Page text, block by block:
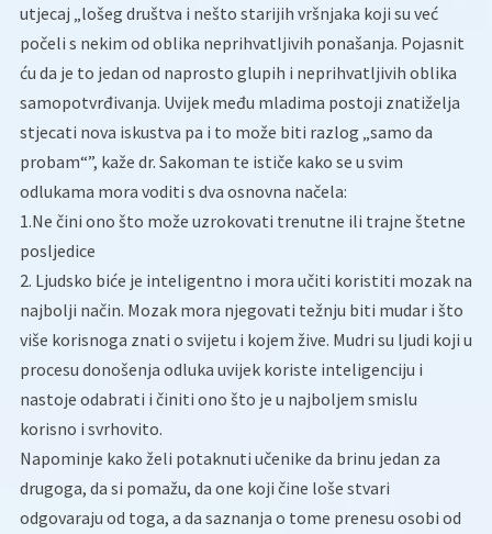
utjecaj „lošeg društva i nešto starijih vršnjaka koji su već
počeli s nekim od oblika neprihvatljivih ponašanja. Pojasnit
ću da je to jedan od naprosto glupih i neprihvatljivih oblika
samopotvrđivanja. Uvijek među mladima postoji znatiželja
stjecati nova iskustva pa i to može biti razlog „samo da
probam“”, kaže dr. Sakoman te ističe kako se u svim
odlukama mora voditi s dva osnovna načela:
1.Ne čini ono što može uzrokovati trenutne ili trajne štetne
posljedice
2. Ljudsko biće je inteligentno i mora učiti koristiti mozak na
najbolji način. Mozak mora njegovati težnju biti mudar i što
više korisnoga znati o svijetu i kojem žive. Mudri su ljudi koji u
procesu donošenja odluka uvijek koriste inteligenciju i
nastoje odabrati i činiti ono što je u najboljem smislu
korisno i svrhovito.
Napominje kako želi potaknuti učenike da brinu jedan za
drugoga, da si pomažu, da one koji čine loše stvari
odgovaraju od toga, a da saznanja o tome prenesu osobi od